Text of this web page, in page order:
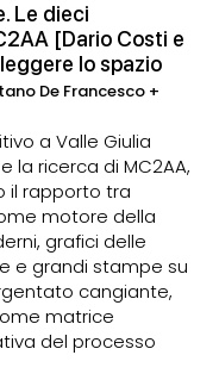
Le dieci
[Dario Costi e
lo spazio
De Francesco +
a Valle Giulia
la ricerca di MC2AA,
il rapporto tra
motore della
grafici delle
e grandi stampe su
cangiante,
matrice
del processo